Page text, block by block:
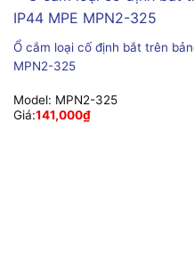
Ổ cắm loại cố định bắt trên
MPN2-325
Model: MPN2-325
Giá:141,000₫